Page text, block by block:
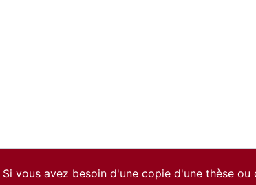
Si vous avez besoin d'une copie d'une thèse